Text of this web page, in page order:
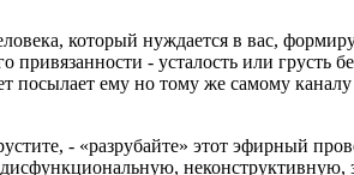
который нуждается в вас,
привязанности - усталость или грусть
посылает ему но тому же самому
- «разрубайте» этот эфирный
дисфункциональную,